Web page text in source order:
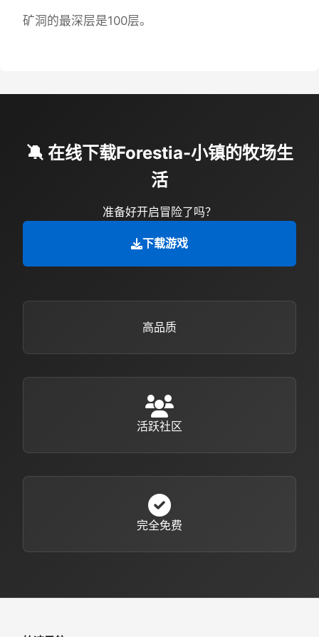
矿洞的最深层是100层。
🔕 在线下载Forestia-小镇的牧场生
活
准备好开启冒险了吗？
下载游戏
高品质
活跃社区
完全免费